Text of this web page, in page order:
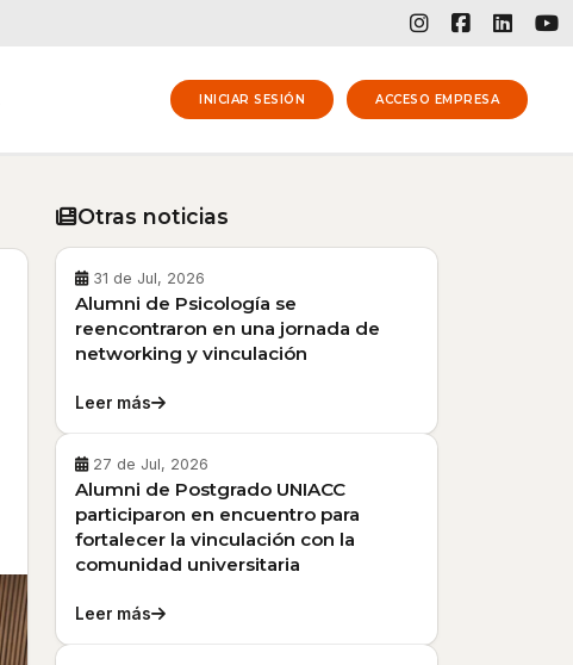
INICIAR SESIÓN ACCESO EMPRESA
Otras noticias
31 de Jul, 2026
Alumni de Psicología se
reencontraron en una jornada de
networking y vinculación
Leer más
27 de Jul, 2026
Alumni de Postgrado UNIACC
participaron en encuentro para
fortalecer la vinculación con la
comunidad universitaria
Leer más